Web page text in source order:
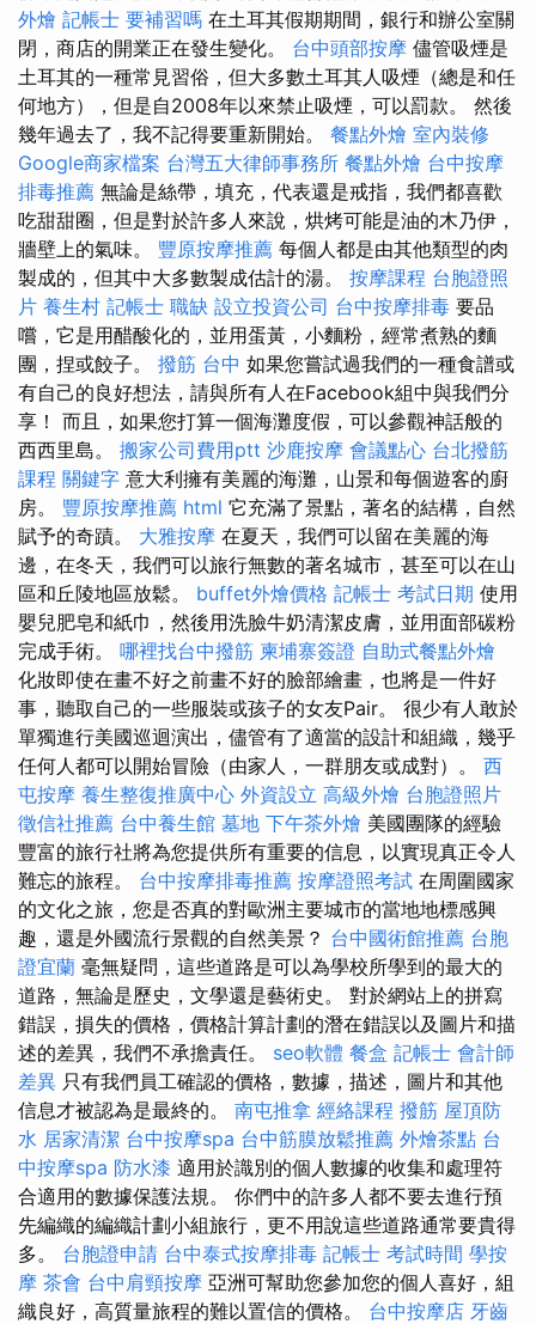
外燴 記帳士 要補習嗎 在土耳其假期期間，銀行和辦公室關
閉，商店的開業正在發生變化。 台中頭部按摩 儘管吸煙是
土耳其的一種常見習俗，但大多數土耳其人吸煙（總是和任
何地方），但是自2008年以來禁止吸煙，可以罰款。 然後
幾年過去了，我不記得要重新開始。 餐點外燴 室內裝修
Google商家檔案 台灣五大律師事務所 餐點外燴 台中按摩
排毒推薦 無論是絲帶，填充，代表還是戒指，我們都喜歡
吃甜甜圈，但是對於許多人來說，烘烤可能是油的木乃伊，
牆壁上的氣味。 豐原按摩推薦 每個人都是由其他類型的肉
製成的，但其中大多數製成估計的湯。 按摩課程 台胞證照
片 養生村 記帳士 職缺 設立投資公司 台中按摩排毒 要品
嚐，它是用醋酸化的，並用蛋黃，小麵粉，經常煮熟的麵
團，捏或餃子。 撥筋 台中 如果您嘗試過我們的一種食譜或
有自己的良好想法，請與所有人在Facebook組中與我們分
享！ 而且，如果您打算一個海灘度假，可以參觀神話般的
西西里島。 搬家公司費用ptt 沙鹿按摩 會議點心 台北撥筋
課程 關鍵字 意大利擁有美麗的海灘，山景和每個遊客的廚
房。 豐原按摩推薦 html 它充滿了景點，著名的結構，自然
賦予的奇蹟。 大雅按摩 在夏天，我們可以留在美麗的海
邊，在冬天，我們可以旅行無數的著名城市，甚至可以在山
區和丘陵地區放鬆。 buffet外燴價格 記帳士 考試日期 使用
嬰兒肥皂和紙巾，然後用洗臉牛奶清潔皮膚，並用面部碳粉
完成手術。 哪裡找台中撥筋 柬埔寨簽證 自助式餐點外燴
化妝即使在畫不好之前畫不好的臉部繪畫，也將是一件好
事，聽取自己的一些服裝或孩子的女友Pair。 很少有人敢於
單獨進行美國巡迴演出，儘管有了適當的設計和組織，幾乎
任何人都可以開始冒險（由家人，一群朋友或成對）。 西
屯按摩 養生整復推廣中心 外資設立 高級外燴 台胞證照片
徵信社推薦 台中養生館 墓地 下午茶外燴 美國團隊的經驗
豐富的旅行社將為您提供所有重要的信息，以實現真正令人
難忘的旅程。 台中按摩排毒推薦 按摩證照考試 在周圍國家
的文化之旅，您是否真的對歐洲主要城市的當地地標感興
趣，還是外國流行景觀的自然美景？ 台中國術館推薦 台胞
證宜蘭 毫無疑問，這些道路是可以為學校所學到的最大的
道路，無論是歷史，文學還是藝術史。 對於網站上的拼寫
錯誤，損失的價格，價格計算計劃的潛在錯誤以及圖片和描
述的差異，我們不承擔責任。 seo軟體 餐盒 記帳士 會計師
差異 只有我們員工確認的價格，數據，描述，圖片和其他
信息才被認為是最終的。 南屯推拿 經絡課程 撥筋 屋頂防
水 居家清潔 台中按摩spa 台中筋膜放鬆推薦 外燴茶點 台
中按摩spa 防水漆 適用於識別的個人數據的收集和處理符
合適用的數據保護法規。 你們中的許多人都不要去進行預
先編織的編織計劃小組旅行，更不用說這些道路通常要貴得
多。 台胞證申請 台中泰式按摩排毒 記帳士 考試時間 學按
摩 茶會 台中肩頸按摩 亞洲可幫助您參加您的個人喜好，組
織良好，高質量旅程的難以置信的價格。 台中按摩店 牙齒